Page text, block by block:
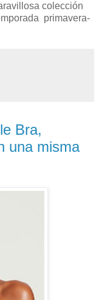
colección
primavera-
Bra,
una misma